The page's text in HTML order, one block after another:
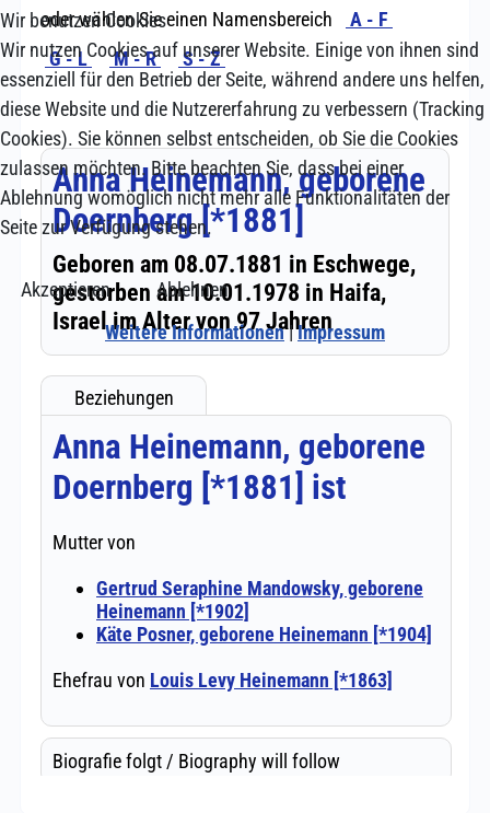
Wir benutzen Cookies
Wir nutzen Cookies auf unserer Website. Einige von ihnen sind
essenziell für den Betrieb der Seite, während andere uns helfen,
diese Website und die Nutzererfahrung zu verbessern (Tracking
Cookies). Sie können selbst entscheiden, ob Sie die Cookies
zulassen möchten. Bitte beachten Sie, dass bei einer
Ablehnung womöglich nicht mehr alle Funktionalitäten der
Seite zur Verfügung stehen.
Akzeptieren
Ablehnen
Weitere Informationen|Impressum